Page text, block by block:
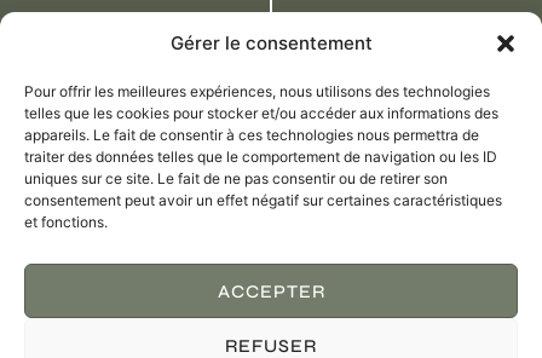
Gérer le consentement
Pour offrir les meilleures expériences, nous utilisons des technologies
telles que les cookies pour stocker et/ou accéder aux informations des
appareils. Le fait de consentir à ces technologies nous permettra de
traiter des données telles que le comportement de navigation ou les ID
uniques sur ce site. Le fait de ne pas consentir ou de retirer son
consentement peut avoir un effet négatif sur certaines caractéristiques
et fonctions.
ACCEPTER
REFUSER